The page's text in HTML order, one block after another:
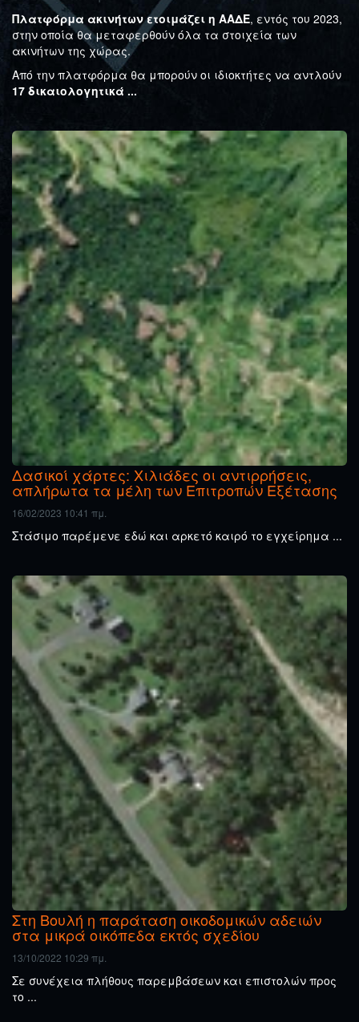
Πλατφόρμα ακινήτων ετοιμάζει η ΑΑΔΕ, εντός του 2023,
στην οποία θα μεταφερθούν όλα τα στοιχεία των
ακινήτων της χώρας.
Από την πλατφόρμα θα μπορούν οι ιδιοκτήτες να αντλούν
17 δικαιολογητικά ...
Δασικοί χάρτες: Χιλιάδες οι αντιρρήσεις,
απλήρωτα τα μέλη των Επιτροπών Εξέτασης
16/02/2023 10:41 πμ.
Στάσιμο παρέμενε εδώ και αρκετό καιρό το εγχείρημα ...
Στη Βουλή η παράταση οικοδομικών αδειών
στα μικρά οικόπεδα εκτός σχεδίου
13/10/2022 10:29 πμ.
Σε συνέχεια πλήθους παρεμβάσεων και επιστολών προς
το ...